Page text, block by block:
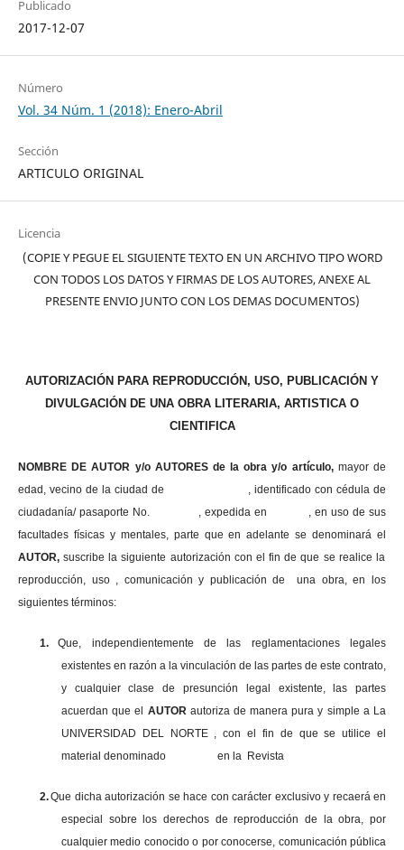
Publicado
2017-12-07
Número
Vol. 34 Núm. 1 (2018): Enero-Abril
Sección
ARTICULO ORIGINAL
Licencia
(COPIE Y PEGUE EL SIGUIENTE TEXTO EN UN ARCHIVO TIPO WORD
CON TODOS LOS DATOS Y FIRMAS DE LOS AUTORES, ANEXE AL
PRESENTE ENVIO JUNTO CON LOS DEMAS DOCUMENTOS)
AUTORIZACIÓN PARA REPRODUCCIÓN, USO, PUBLICACIÓN Y
DIVULGACIÓN DE UNA OBRA LITERARIA, ARTISTICA O
CIENTIFICA
NOMBRE DE AUTOR y/o AUTORES de la obra y/o artículo, mayor de
edad, vecino de la ciudad de , identificado con cédula de
ciudadanía/ pasaporte No. , expedida en , en uso de sus
facultades físicas y mentales, parte que en adelante se denominará el
AUTOR,suscribe la siguiente autorización con el fin de que se realice la
reproducción, uso , comunicación y publicación de una obra, en los
siguientes términos:
1.
Que, independientemente de las reglamentaciones legales
existentes en razón a la vinculación de las partes de este contrato,
y cualquier clase de presunción legal existente, las partes
acuerdan que el AUTOR autoriza de manera pura y simple a La
UNIVERSIDAD DEL NORTE , con el fin de que se utilice el
material denominado en la Revista
2.Que dicha autorización se hace con carácter exclusivo y recaerá en
especial sobre los derechos de reproducción de la obra, por
cualquier medio conocido o por conocerse, comunicación pública